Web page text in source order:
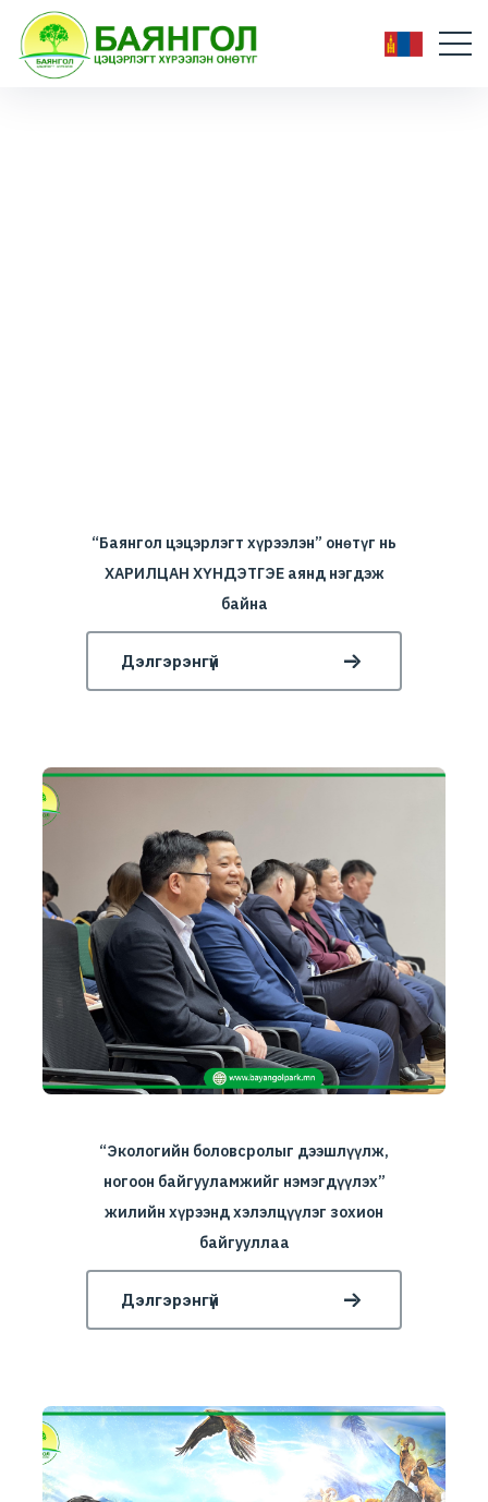
“Баянгол цэцэрлэгт хүрээлэн” онөтүг нь
ХАРИЛЦАН ХҮНДЭТГЭЕ аянд нэгдэж
байна
Дэлгэрэнгүй
“Экологийн боловсролыг дээшлүүлж,
ногоон байгууламжийг нэмэгдүүлэх”
жилийн хүрээнд хэлэлцүүлэг зохион
байгууллаа
Дэлгэрэнгүй